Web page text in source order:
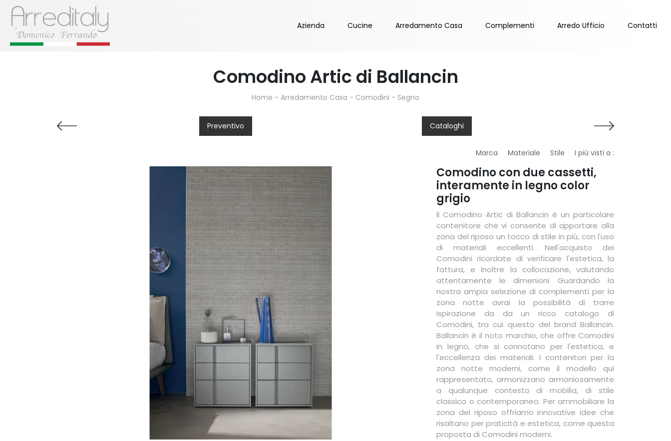
Azienda Cucine Arredamento Casa Complementi Arredo Ufficio Contatti
Comodino Artic di Ballancin
Home - Arredamento Casa - Comodini - Segno
Preventivo Cataloghi
Marca Materiale Stile I più visti a :
Comodino con due cassetti,
interamente in legno color
grigio
Il Comodino Artic di Ballancin è un particolare
contenitore che vi consente di apportare alla
zona del riposo un tocco di stile in più, con l'uso
di materiali eccellenti. Nell'acquisto dei
Comodini ricordate di verificare l'estetica, la
fattura, e inoltre la collocazione, valutando
attentamente le dimenioni. Guardando la
nostra ampia selezione di complementi per la
zona notte avrai la possibilità di trarre
ispirazione da da un ricco catalogo di
Comodini, tra cui questo del brand Ballancin.
Ballancin è il noto marchio, che offre Comodini
in legno, che si connotano per l'estetica, e
l'eccellenza dei materiali. I contenitori per la
zona notte moderni, come il modello qui
rappresentato, armonizzano armoniosamente
a qualunque contesto di mobilia, di stile
classico o contemporaneo. Per ammobiliare la
zona del riposo offriamo innovative idee che
risaltano per praticità e estetica, come questa
proposta di Comodini moderni.